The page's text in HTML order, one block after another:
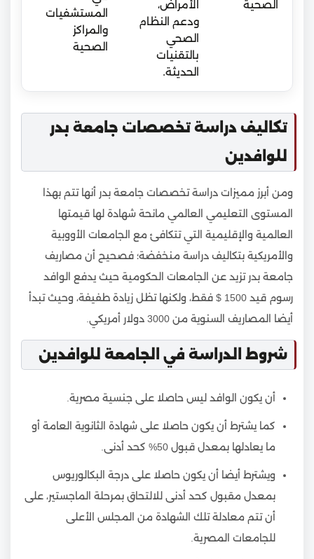
الصحية
الأمراض،
ودعم النظام
الصحي
بالتقنيات
الحديثة.
المستشفيات
والمراكز
الصحية
تكاليف دراسة تخصصات جامعة بدر
للوافدين
ومن أبرز مميزات دراسة تخصصات جامعة بدر أنها تتم بهذا
المستوى التعليمي العالمي مانحة شهادة لها قيمتها
العالمية والإقليمية التي تتكافئ مع الجامعات الأووبية
والأمريكية بتكاليف دراسة منخفضة؛ فصحيح أن مصاريف
جامعة بدر تزيد عن الجامعات الحكومية حيث يدفع الوافد
رسوم قيد 1500 $ فقط، ولكنها تظل زيادة طفيفة، وحيث تبدأ
أيضا المصاريف السنوية من 3000 دولار أمريكي.
شروط الدراسة في الجامعة للوافدين
أن يكون الوافد ليس حاصلا على جنسية مصرية.
كما يشترط أن يكون حاصلا على شهادة الثانوية العامة أو
ما يعادلها بمعدل قبول 50% كحد أدنى.
ويشترط أيضا أن يكون حاصلا على درجة البكالوريوس
بمعدل مقبول كحد أدنى للالتحاق بمرحلة الماجستير، على
أن تتم معادلة تلك الشهادة من المجلس الأعلى
للجامعات المصرية.